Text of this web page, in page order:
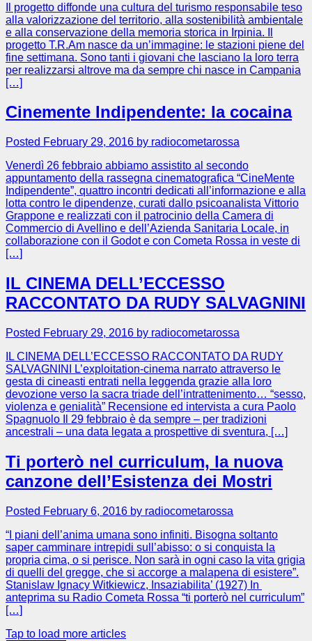
Il progetto diffonde una cultura del turismo responsabile teso
alla valorizzazione del territorio, alla sostenibilità ambientale
e alla conservazione della memoria storica in Irpinia. Il
progetto T.R.Am nasce da un’immagine: le stazioni piene del
fine settimana. Sono tanti i giovani che lasciano la loro terra
per realizzarsi altrove ma da sempre chi nasce in Campania
[…]
Cinemente Indipendente: la cocaina
Posted February 29, 2016 by radiocometarossa
Venerdì 26 febbraio abbiamo assistito al secondo
appuntamento della rassegna cinematografica “CineMente
Indipendente”, quattro incontri dedicati all’informazione e alla
lotta contro le dipendenze, curati dallo psicoanalista Vittorio
Grappone e realizzati con il patrocinio della Camera di
Commercio di Avellino e dell’Azienda Sanitaria Locale, in
collaborazione con il Godot e con Cometa Rossa in veste di
[…]
IL CINEMA DELL’ECCESSO
RACCONTATO DA RUDY SALVAGNINI
Posted February 29, 2016 by radiocometarossa
IL CINEMA DELL’ECCESSO RACCONTATO DA RUDY
SALVAGNINI L’exploitation-cinema narrato attraverso le
gesta di cineasti entrati nella leggenda grazie alla loro
devozione verso la sacra triade dell’intrattenimento… “sesso,
violenza e genialità” Recensione ed intervista a cura Paolo
Spagnuolo Il 29 febbraio è da sempre – per tradizioni
ancestrali – una data legata a prospettive di sventura, […]
Ti porterò nel curriculum, la nuova
canzone dell’Esistenza dei Mostri
Posted February 6, 2016 by radiocometarossa
“I piani dell’anima umana sono infiniti. Bisogna soltanto
saper camminare intrepidi sull’abisso: o si conquista la
propria cima, o si perisce. Non sarà in ogni caso la vita grigia
di quelli del gregge, che si accorge a malapena di esistere”.
Stanislaw Ignacy Witkiewicz, Insaziabilita’ (1927) In
anteprima su Radio Cometa Rossa “ti porterò nel curriculum”
[…]
Tap to load more articles